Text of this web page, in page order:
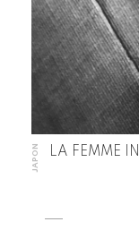
JAPON LA FEMME